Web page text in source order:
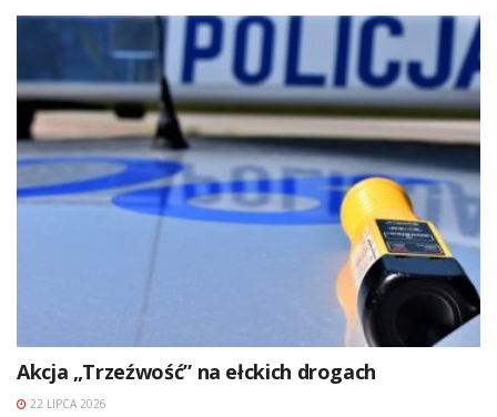
Akcja „Trzeźwość” na ełckich drogach
22 LIPCA 2026